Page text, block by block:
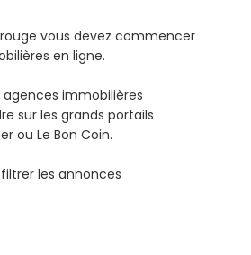
vous devez commencer
en ligne.
agences immobilières
sur les grands portails
ou Le Bon Coin.
les annonces